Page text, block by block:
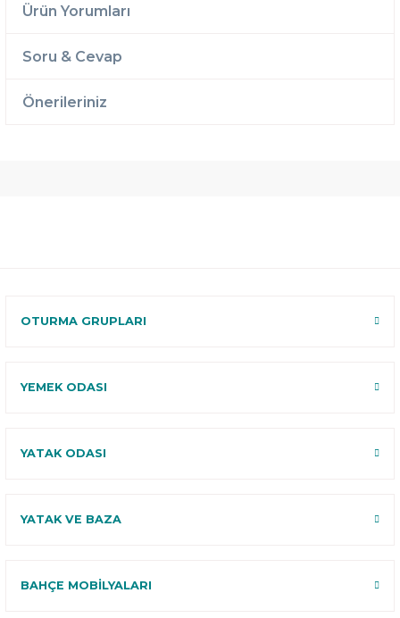
Ürün Yorumları
Soru & Cevap
Önerileriniz
OTURMA GRUPLARI
YEMEK ODASI
YATAK ODASI
YATAK VE BAZA
BAHÇE MOBİLYALARI